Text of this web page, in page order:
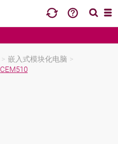
> 嵌入式模块化电脑 >
CEM510